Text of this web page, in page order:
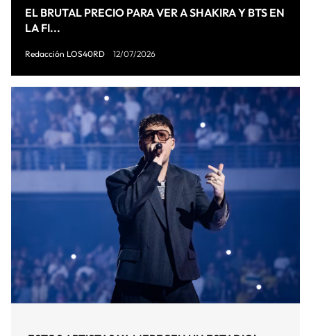
EL BRUTAL PRECIO PARA VER A SHAKIRA Y BTS EN
LA FI...
Redacción LOS40RD 12/07/2026